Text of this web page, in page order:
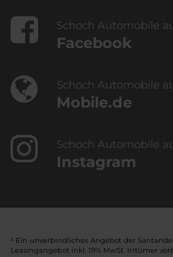
Schoch Automobile
Facebook
Schoch Automobile
Mobile.de
Schoch Automobile
Instagram
¹ Ein unverbindliches Angebot der
Leasingangebot inkl. 19% MwSt. Irrtümer